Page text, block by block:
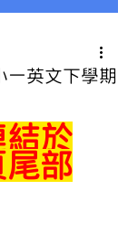
一英文下學期
星）。
結於
尾部